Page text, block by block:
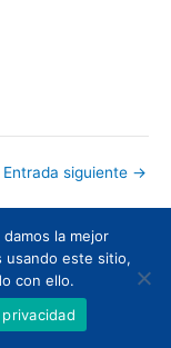
Entrada siguiente →
a
Tema Astra para
la mejor
usando este sitio,
con ello.